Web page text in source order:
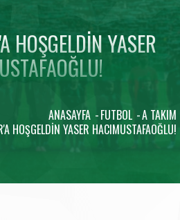
HOŞGELDIN YASER
ANASAYFA FUTBOL A TAKIM
HOŞGELDIN YASER HACIMUSTAFAOĞLU!